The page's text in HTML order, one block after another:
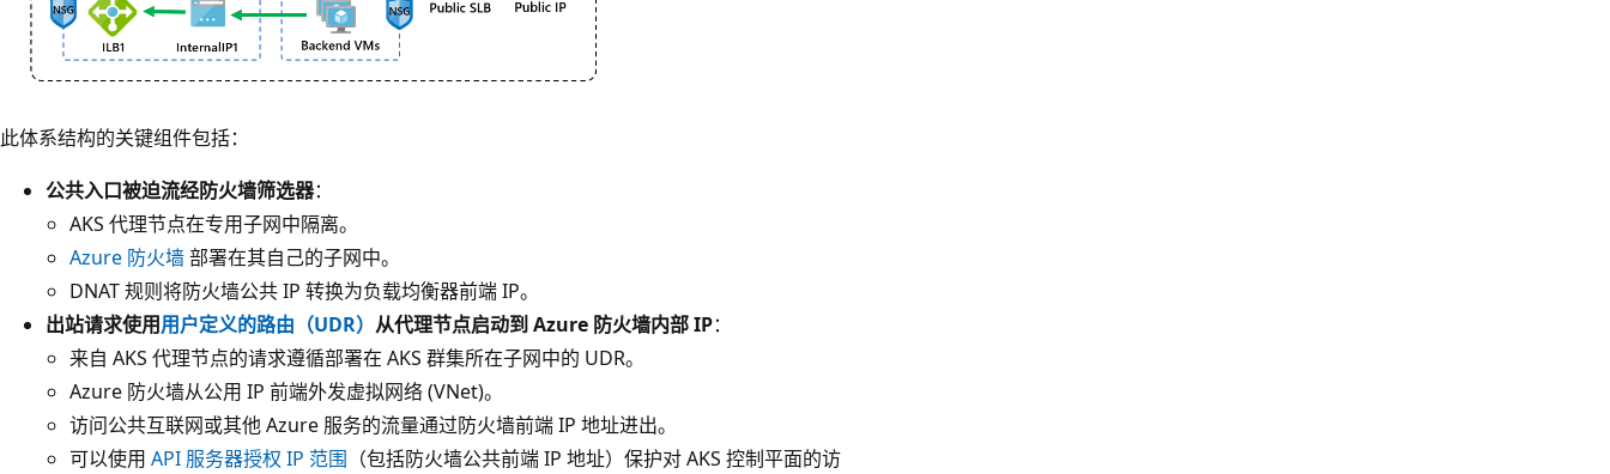
此体系结构的关键组件包括：
公共入口被迫流经防火墙筛选器：
AKS 代理节点在专用子网中隔离。
Azure 防火墙部署在其自己的子网中。
DNAT 规则将防火墙公共 IP 转换为负载均衡器前端 IP。
出站请求使用用户定义的路由（UDR） 从代理节点启动到 Azure 防火墙内部 IP：
来自 AKS 代理节点的请求遵循部署在 AKS 群集所在子网中的 UDR。
Azure 防火墙从公用 IP 前端外发虚拟网络 (VNet)。
访问公共互联网或其他 Azure 服务的流量通过防火墙前端 IP 地址进出。
可以使用 API 服务器授权 IP 范围 （包括防火墙公共前端 IP 地址）保护对 AKS 控制平面的访